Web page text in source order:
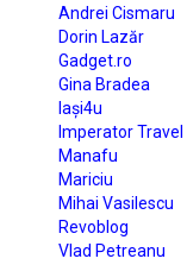
Andrei Cismaru
Dorin Lazăr
Gadget.ro
Gina Bradea
Iași4u
Imperator Travel
Manafu
Mariciu
Mihai Vasilescu
Revoblog
Vlad Petreanu